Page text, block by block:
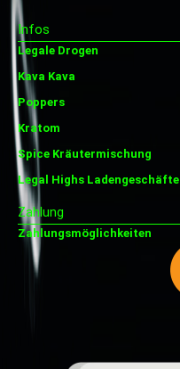
Infos
Legale Drogen
Kava Kava
Poppers
Kratom
Spice Kräutermischung
Legal Highs Ladengeschäfte
Zahlung
Zahlungsmöglichkeiten